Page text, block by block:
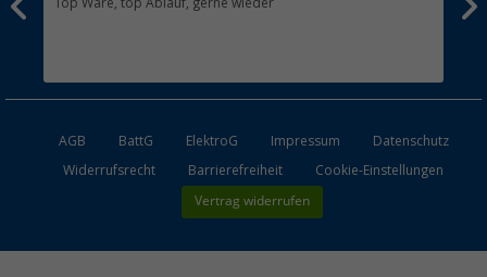
Top Ware, top Ablauf, gerne wieder
AGB BattG ElektroG Impressum
Datenschutz
Widerrufsrecht
Barrierefreiheit Cookie-Einstellungen
Vertrag widerrufen